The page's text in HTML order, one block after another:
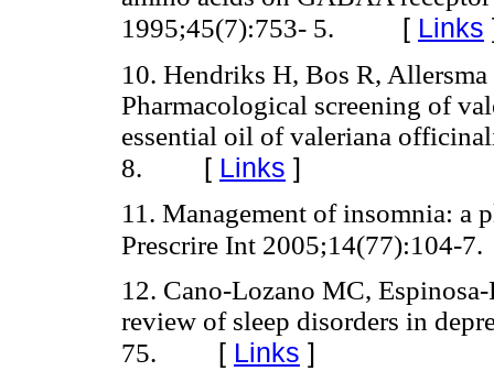
1995;45(7):753- 5.
[ Links
10. Hendriks H, Bos R,
Pharmacological screening of
essential oil of valeriana
8. [ Links ]
11. Management of insomnia: a
Prescrire Int 2005;14(77):104-7.
12. Cano-Lozano MC,
review of sleep disorders in
75. [ Links ]